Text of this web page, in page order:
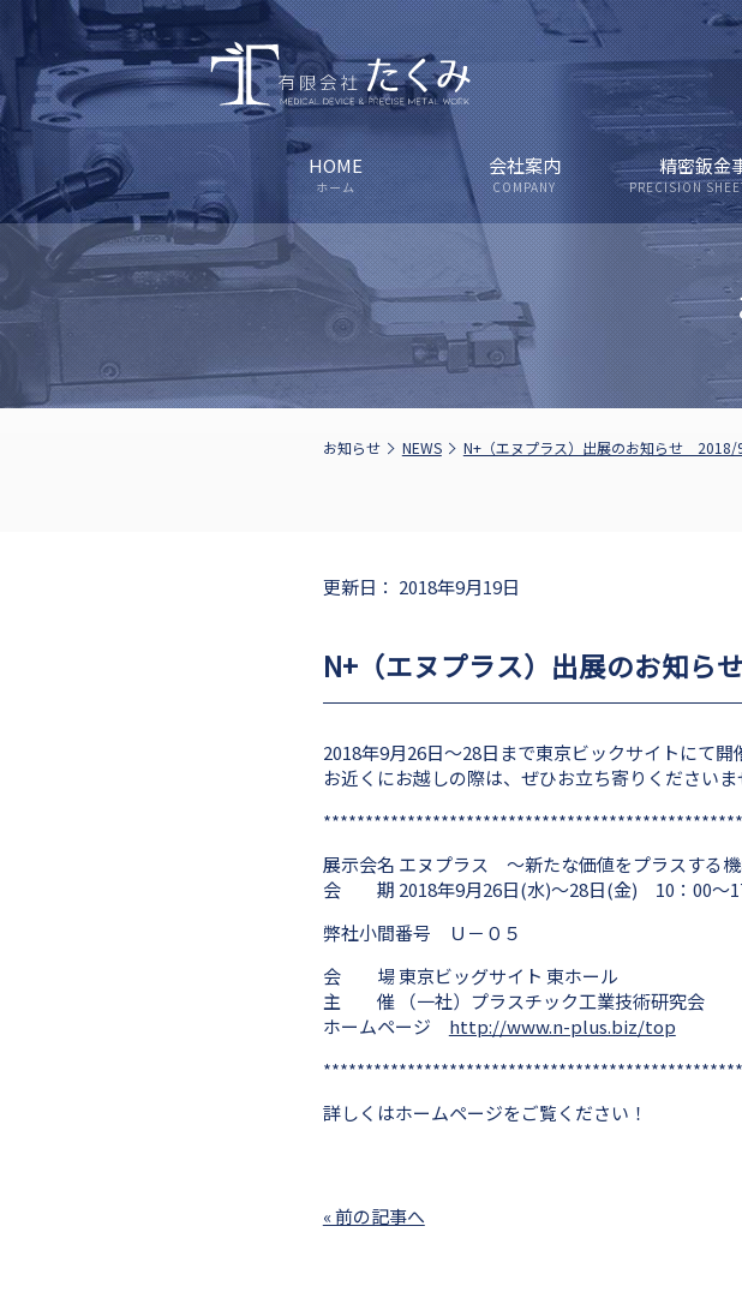
HOME
ホーム
会社案内
COMPANY
精密鈑金
PRECISION
お知らせ NEWS N+（エヌプラス）出展のお知らせ 2018/
更新日： 2018年9月19日
N+（エヌプラス）出展のお知ら
2018年9月26日～28日まで東京ビックサイトにて開
お近くにお越しの際は、ぜひお立ち寄りくださいま
展示会名 エヌプラス ～新たな価値をプラスする
会 期 2018年9月26日(水)～28日(金) 10：00～
弊社小間番号 Ｕ－０５
会 場 東京ビッグサイト 東ホール
主 催 （一社）プラスチック工業技術研究会
ホームページ http://www.n-plus.biz/top
詳しくはホームページをご覧ください！
« 前の記事へ